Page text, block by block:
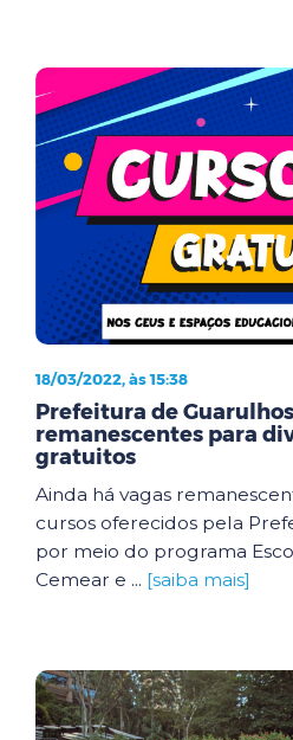
18/03/2022, às 15:38
Prefeitura de
remanescentes para
gratuitos
Ainda há vagas
cursos oferecidos pela
por meio do programa
Cemear e ... [saiba mais]